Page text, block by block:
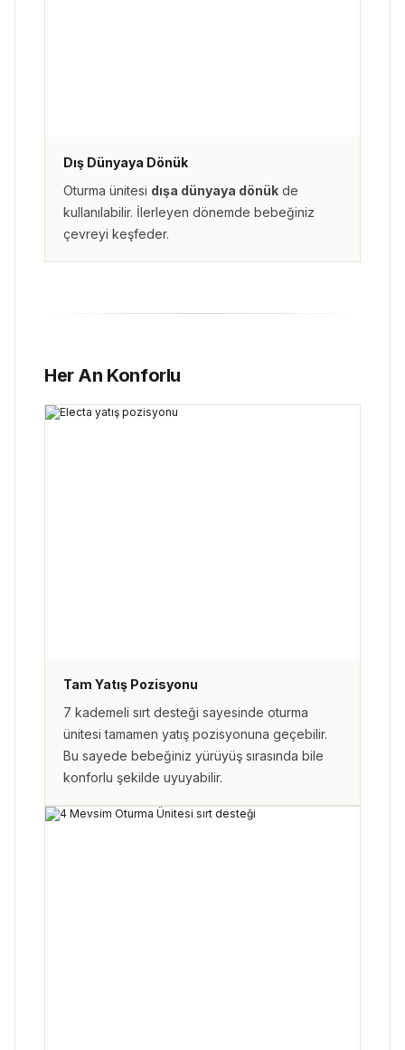
Dış Dünyaya Dönük
Oturma ünitesi dışa dünyaya dönük de
kullanılabilir. İlerleyen dönemde bebeğiniz
çevreyi keşfeder.
Her An Konforlu
Tam Yatış Pozisyonu
7 kademeli sırt desteği sayesinde oturma
ünitesi tamamen yatış pozisyonuna geçebilir.
Bu sayede bebeğiniz yürüyüş sırasında bile
konforlu şekilde uyuyabilir.